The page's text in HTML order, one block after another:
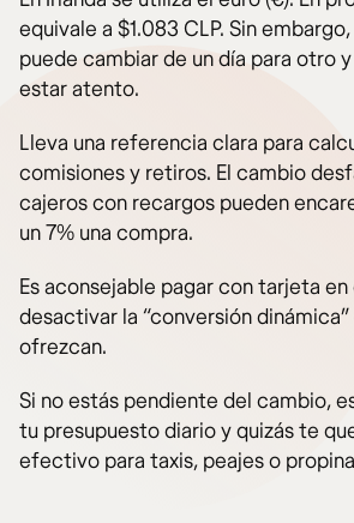
equivale a $1.083 CLP. Sin
puede cambiar de un día para otro
estar atento.
Lleva una referencia clara para
comisiones y retiros. El cambio
cajeros con recargos pueden
un 7% una compra.
Es aconsejable pagar con tarjeta en
desactivar la “conversión
ofrezcan.
Si no estás pendiente del cambio,
tu presupuesto diario y quizás te
efectivo para taxis, peajes o